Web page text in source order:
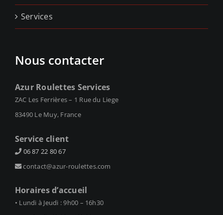
Services
Nous contacter
Azur Roulettes Services
ZAC Les Ferrières – 1 Rue du Liege
83490 Le Muy, France
Service client
06 87 22 80 67
contact@azur-roulettes.com
Horaires d’accueil
• Lundi à Jeudi : 9h00 – 16h30